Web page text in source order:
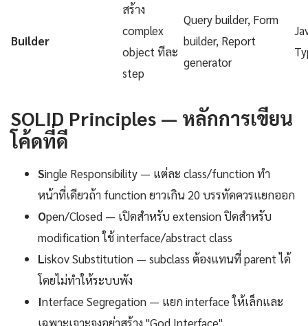
Builder
สร้าง
complex
object ทีละ
step
Query builder, Form
builder, Report
generator
SOLID Principles — หลักการเขียน
โค้ดที่ดี
Single Responsibility — แต่ละ class/function ทำ
หน้าที่เดียวถ้า function ยาวเกิน 20 บรรทัดควรแยกออก
Open/Closed — เปิดสำหรับ extension ปิดสำหรับ
modification ใช้ interface/abstract class
Liskov Substitution — subclass ต้องแทนที่ parent ได้
โดยไม่ทำให้ระบบพัง
Interface Segregation — แยก interface ให้เล็กและ
เฉพาะเจาะจงอย่าสร้าง "God Interface"